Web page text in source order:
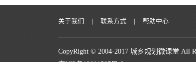
关于我们 | 联系方式 | 帮助中心
CopyRight © 2004-2017 城乡规划微课堂 All